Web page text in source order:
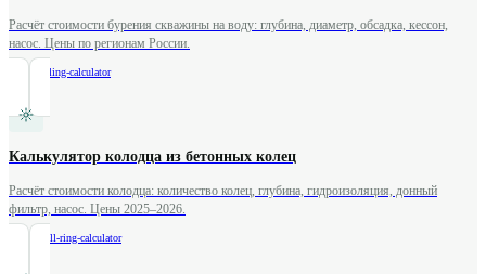
Расчёт стоимости бурения скважины на воду: глубина, диаметр, обсадка, кессон,
насос. Цены по регионам России.
well-drilling-calculator
Калькулятор колодца из бетонных колец
Расчёт стоимости колодца: количество колец, глубина, гидроизоляция, донный
фильтр, насос. Цены 2025–2026.
water-well-ring-calculator